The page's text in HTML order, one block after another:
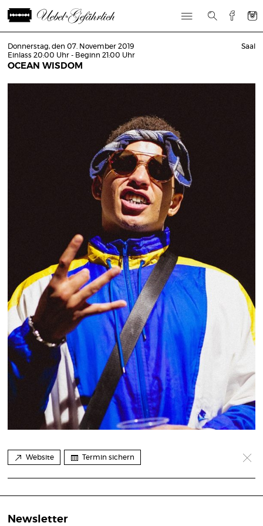
Donnerstag, den 07. November 2019
Einlass 20:00 Uhr - Beginn 21:00 Uhr
OCEAN WISDOM
Saal
Website Termin sichern
Newsletter